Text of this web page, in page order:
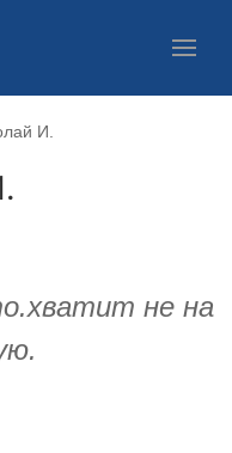
И.
не на